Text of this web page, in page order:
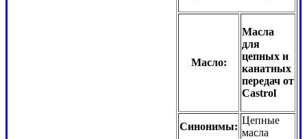
Масло:
Масла
для
цепных и
канатных
передач от
Castrol
Синонимы:
Цепные
масла